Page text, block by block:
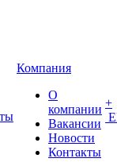
Компания
О
компании
Вакансии
Новости
Контакты
+